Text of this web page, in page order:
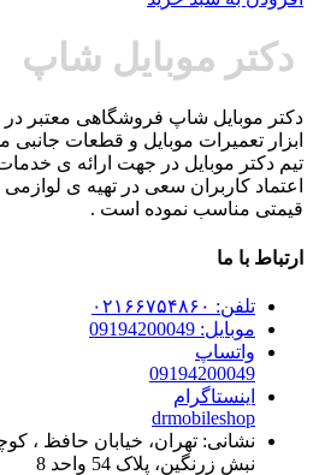
دکتر موبایل شاپ
دکتر موبایل شاپ فروشگاهی معتبر
ابزار تعمیرات موبایل و قطعات جانبی
تیم دکتر موبایل در جهت ارائه ی
اعتماد کاربران سعی در تهیه ی لوازمی
قیمتی مناسب نموده است .
ارتباط با ما
تلفن: ۰۲۱۶۶۷۵۴۸۶۰
موبایل: 09194200049
واتساپ
09194200049
اینستاگرام
drmobileshop
نشانی: تهران، خیابان حافظ ،
نبش زرنگین، پلاک 54 واحد 8